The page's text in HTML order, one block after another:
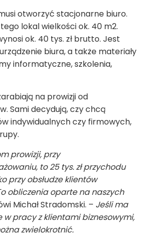
otworzyć stacjonarne biuro.
lokal wielkości ok. 40 m2.
ok. 40 tys. zł brutto. Jest
biura, a także materiały
informatyczne, szkolenia,
na prowizji od
Sami decydują, czy chcą
indywidualnych czy firmowych,
prowizji, przy
to 25 tys. zł przychodu
przy obsłudze klientów
obliczenia oparte na naszych
Michał Stradomski. – Jeśli ma
w pracy z klientami biznesowymi,
zwielokrotnić.